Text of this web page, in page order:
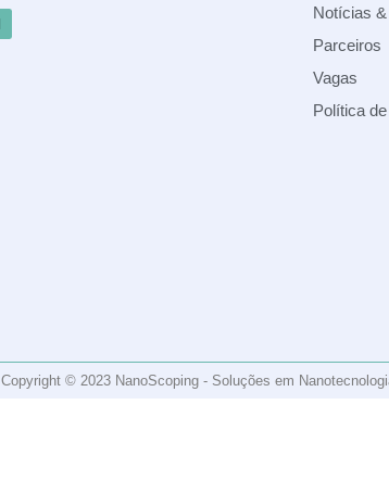
Notícias
Parceiros
Vagas
Política
Copyright © 2023 NanoScoping - Soluções em